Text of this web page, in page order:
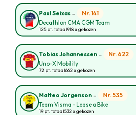
Paul Seixas - Nr. 141
Decathlon CMA CGM Team
125 pt. totaal918 x gekozen
Tobias Johannessen - Nr. 622
Uno-X Mobility
72 pt. totaal662 x gekozen
Matteo Jorgenson - Nr. 535
Team Visma - Lease a Bike
19 pt. totaal532 x gekozen